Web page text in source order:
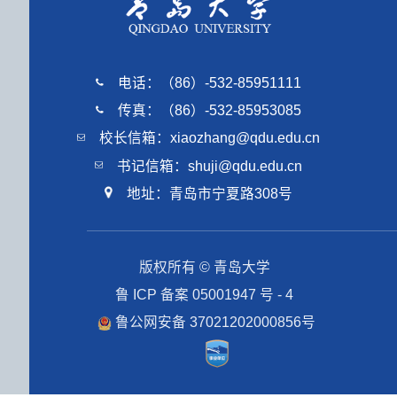
电话：（86）-532-85951111
传真：（86）-532-85953085
校长信箱：xiaozhang@qdu.edu.cn
书记信箱：shuji@qdu.edu.cn
地址：青岛市宁夏路308号
版权所有 © 青岛大学
鲁 ICP 备案 05001947 号 - 4
鲁公网安备 37021202000856号